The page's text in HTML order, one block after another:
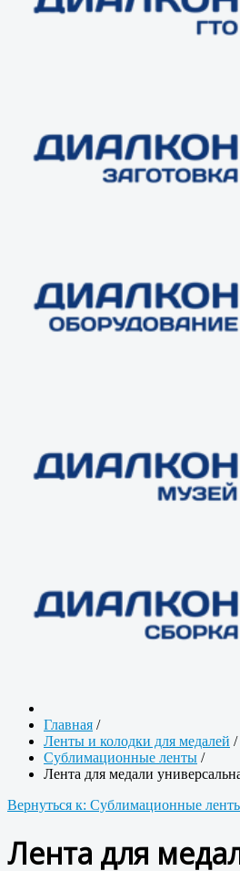
Главная /
Ленты и колодки для медалей /
Сублимационные ленты /
Лента для медали
Вернуться к: Сублимационные
Лента для